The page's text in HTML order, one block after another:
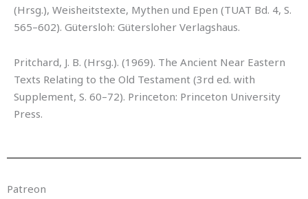
(Hrsg.), Weisheitstexte, Mythen und Epen (TUAT Bd. 4, S.
565–602). Gütersloh: Gütersloher Verlagshaus.
Pritchard, J. B. (Hrsg.). (1969). The Ancient Near Eastern
Texts Relating to the Old Testament (3rd ed. with
Supplement, S. 60–72). Princeton: Princeton University
Press.
Patreon